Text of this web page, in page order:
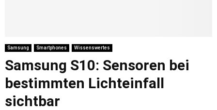
Samsung Smartphones Wissenswertes
Samsung S10: Sensoren bei
bestimmten Lichteinfall
sichtbar